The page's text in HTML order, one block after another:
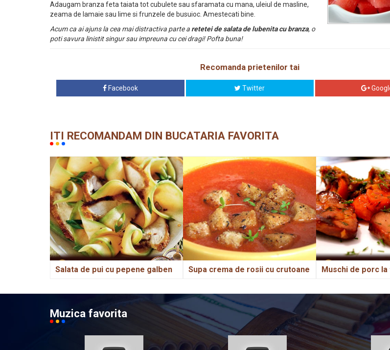
Adaugam branza feta taiata tot cubulete sau sfaramata cu mana, uleiul de masline,
zeama de lamaie sau lime si frunzele de busuioc. Amestecati bine.
Acum ca ai ajuns la cea mai distractiva parte a retetei de salata de lubenita cu branza, o
poti savura linistit singur sau impreuna cu cei dragi! Pofta buna!
Recomanda prietenilor tai
Facebook Twitter
ITI RECOMANDAM DIN BUCATARIA FAVORITA
Salata de pui cu pepene galben Supa crema de rosii cu crutoane Muschi de porc la
Muzica favorita